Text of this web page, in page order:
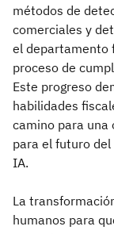
métodos de
comerciales y
el departamento
proceso de
Este progreso
habilidades
camino para una
para el futuro
IA.
La
humanos para